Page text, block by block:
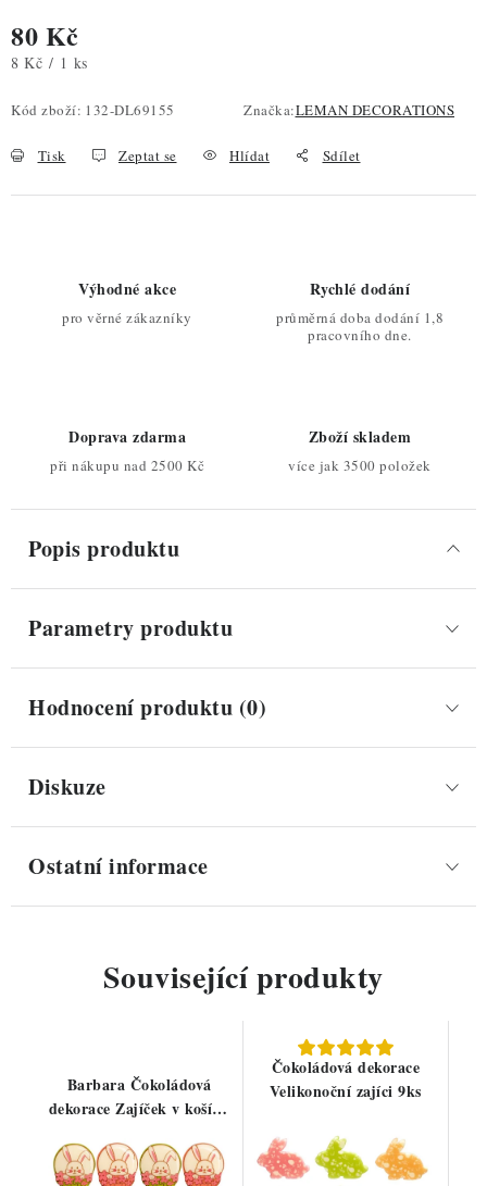
80 Kč
Měrná cena:
8 Kč / 1 ks
Kód zboží: 132-DL69155 Značka:LEMAN DECORATIONS
Tisk Zeptat se Hlídat Sdílet
Výhodné akce
pro věrné zákazníky
Rychlé dodání
průměrná doba dodání 1,8
pracovního dne.
Doprava zdarma
při nákupu nad 2500 Kč
Zboží skladem
více jak 3500 položek
Popis produktu
Parametry produktu
Hodnocení produktu (0)
Diskuze
Ostatní informace
Související produkty
Barbara Čokoládová
dekorace Zajíček v košíku
Čokoládová dekorace
Velikonoční zajíci 9ks